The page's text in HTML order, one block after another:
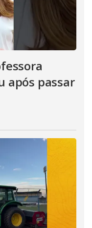
após passar